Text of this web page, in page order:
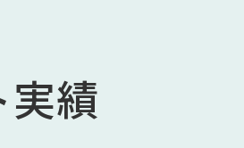
績